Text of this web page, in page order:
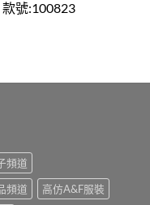
號:100823
頻道
頻道
高仿A&F服裝